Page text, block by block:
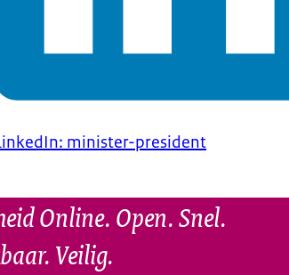
minister-president
Online. Open. Snel.
Veilig.